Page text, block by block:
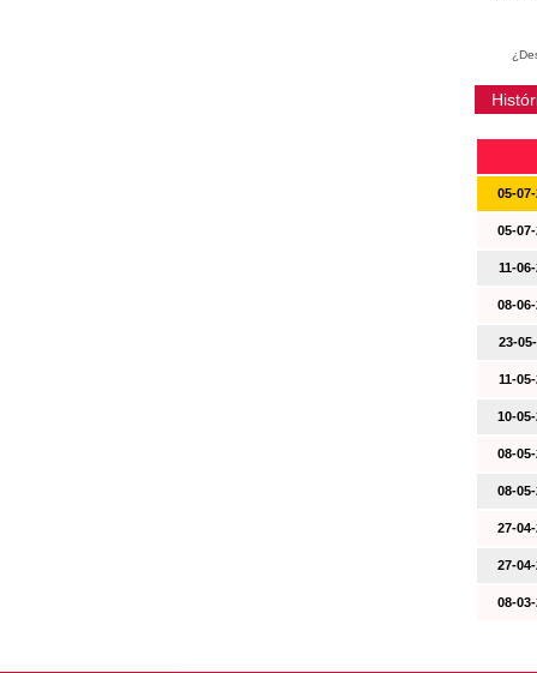
05-
05-
11-
08-
23-
11-
10-
08-
08-
27-
27-
08-